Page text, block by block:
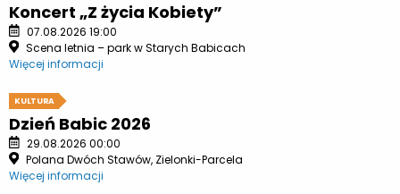
Koncert „Z życia Kobiety”
07.08.2026 19:00
Scena letnia – park w Starych Babicach
Więcej informacji
KULTURA
Dzień Babic 2026
29.08.2026 00:00
Polana Dwóch Stawów, Zielonki-Parcela
Więcej informacji